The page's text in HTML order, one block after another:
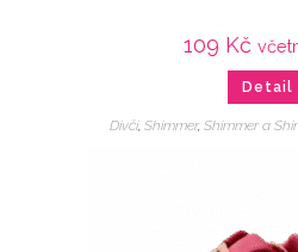
109 Kč
Detail
Dívčí, Shimmer, Shimmer a